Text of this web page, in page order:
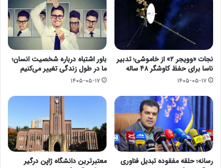
نجات «وویجر ۲» از خاموشی؛ تدبیر
ناسا برای حفظ کاوشگر ۴۸ ساله
۱۴۰۵-۰۵-۱۷
باور اشتباه درباره شخصیت انسان؛
ما در طول زندگی تغییر می‌کنیم
۱۴۰۵-۰۵-۱۷
رسانه؛ حلقه مفقوده تبدیل فناوری
معتبرترین دانشگاه ژاپن درگیر